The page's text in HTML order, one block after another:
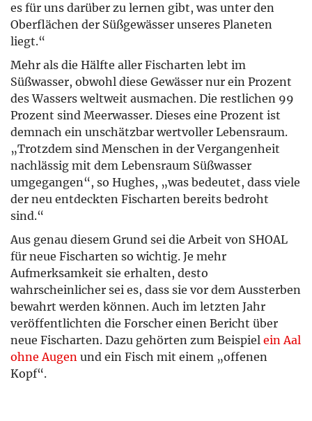
es für uns darüber zu lernen gibt, was unter den
Oberflächen der Süßgewässer unseres Planeten
liegt.“
Mehr als die Hälfte aller Fischarten lebt im
Süßwasser, obwohl diese Gewässer nur ein Prozent
des Wassers weltweit ausmachen. Die restlichen 99
Prozent sind Meerwasser. Dieses eine Prozent ist
demnach ein unschätzbar wertvoller Lebensraum.
„Trotzdem sind Menschen in der Vergangenheit
nachlässig mit dem Lebensraum Süßwasser
umgegangen“, so Hughes, „was bedeutet, dass viele
der neu entdeckten Fischarten bereits bedroht
sind.“
Aus genau diesem Grund sei die Arbeit von SHOAL
für neue Fischarten so wichtig. Je mehr
Aufmerksamkeit sie erhalten, desto
wahrscheinlicher sei es, dass sie vor dem Aussterben
bewahrt werden können. Auch im letzten Jahr
veröffentlichten die Forscher einen Bericht über
neue Fischarten. Dazu gehörten zum Beispiel ein Aal
ohne Augen und ein Fisch mit einem „offenen
Kopf“.